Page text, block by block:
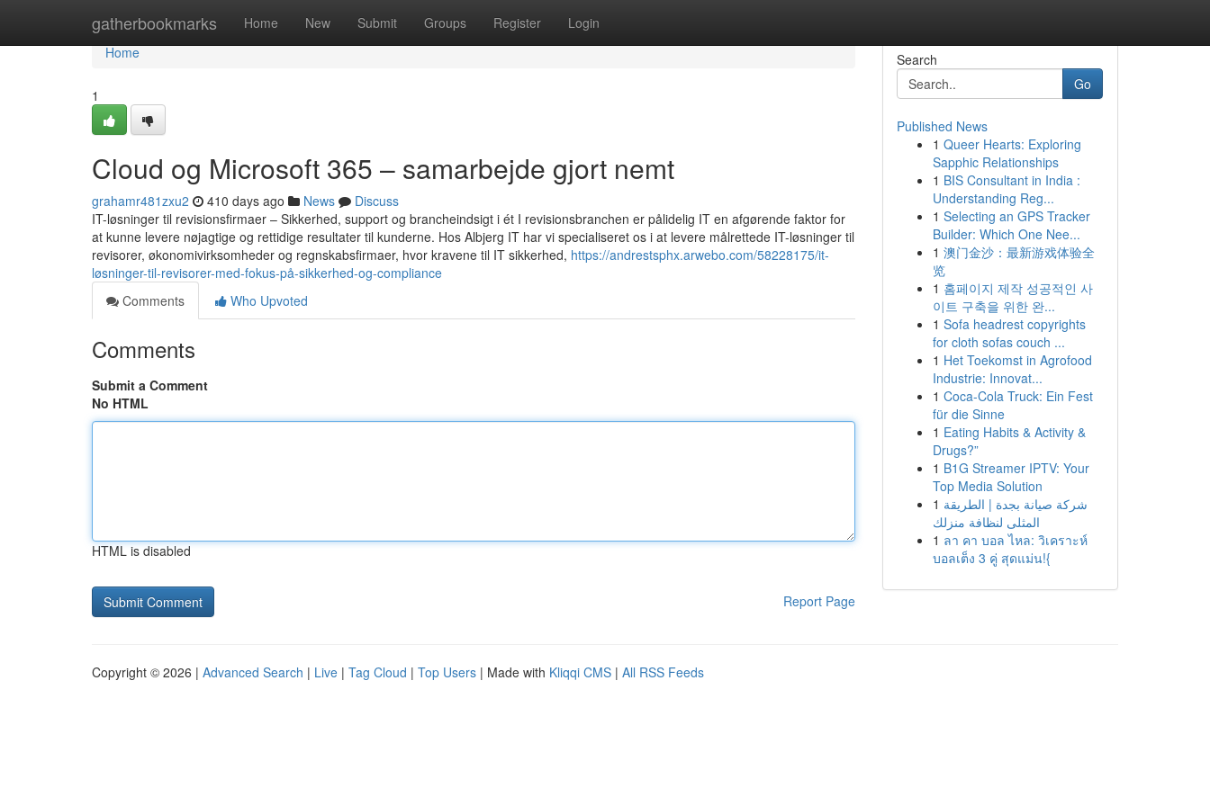
gatherbookmarks Home New Submit Groups Register Login
Home
Home
1
Cloud og Microsoft 365 – samarbejde gjort nemt
grahamr481zxu2 410 days ago News
Discuss
IT-løsninger til revisionsfirmaer – Sikkerhed, support og brancheindsigt i ét I revisionsbranchen er pålidelig IT en afgørende faktor for
at kunne levere nøjagtige og rettidige resultater til kunderne. Hos Albjerg IT har vi specialiseret os i at levere målrettede IT-løsninger til
revisorer, økonomivirksomheder og regnskabsfirmaer, hvor kravene til IT sikkerhed, https://andrestsphx.arwebo.com/58228175/it-
løsninger-til-revisorer-med-fokus-på-sikkerhed-og-compliance
Comments
Who Upvoted
Comments
Submit a Comment
No HTML
HTML is disabled
Report Page
Search
Go
Published News
1 Queer Hearts: Exploring
Sapphic Relationships
1 BIS Consultant in India :
Understanding Reg...
1 Selecting an GPS Tracker
Builder: Which One Nee...
1 澳门金沙：最新游戏体验全
览
1 홈페이지 제작 성공적인 사
이트 구축을 위한 완...
1 Sofa headrest copyrights
for cloth sofas couch ...
1 Het Toekomst in Agrofood
Industrie: Innovat...
1 Coca-Cola Truck: Ein Fest
für die Sinne
1 Eating Habits & Activity &
Drugs?”
1 B1G Streamer IPTV: Your
Top Media Solution
1 شركة صيانة بجدة | الطريقة
المثلى لنظافة منزلك
1 ลา คา บอล ไหล: วิเคราะห์
บอลเต็ง 3 คู่ สุดแม่น!{
Copyright © 2026 | Advanced Search | Live | Tag Cloud | Top Users | Made with Kliqqi CMS | All RSS Feeds